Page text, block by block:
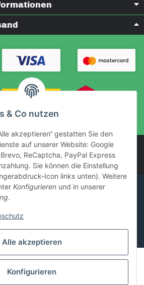
Alle akzeptieren
Konfigurieren
& Co nutzen
akzeptieren“ gestatten Sie den
auf unserer Website: Google
ReCaptcha, PayPal Express
Sie können die Einstellung
Icon links unten). Weitere
Konfigurieren und in unserer
.